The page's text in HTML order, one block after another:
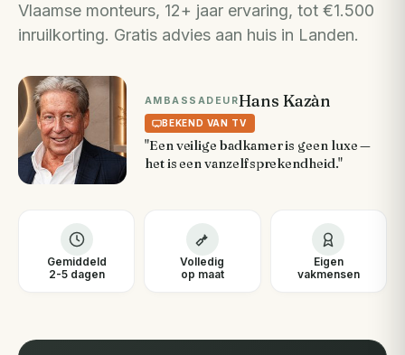
Vlaamse monteurs, 12+ jaar ervaring, tot €1.500
inruilkorting. Gratis advies aan huis in Landen.
AMBASSADEURHans Kazàn
BEKEND VAN TV
"Een veilige badkamer is geen luxe —
het is een vanzelfsprekendheid."
Gemiddeld
2-5 dagen
Volledig
op maat
Eigen
vakmensen